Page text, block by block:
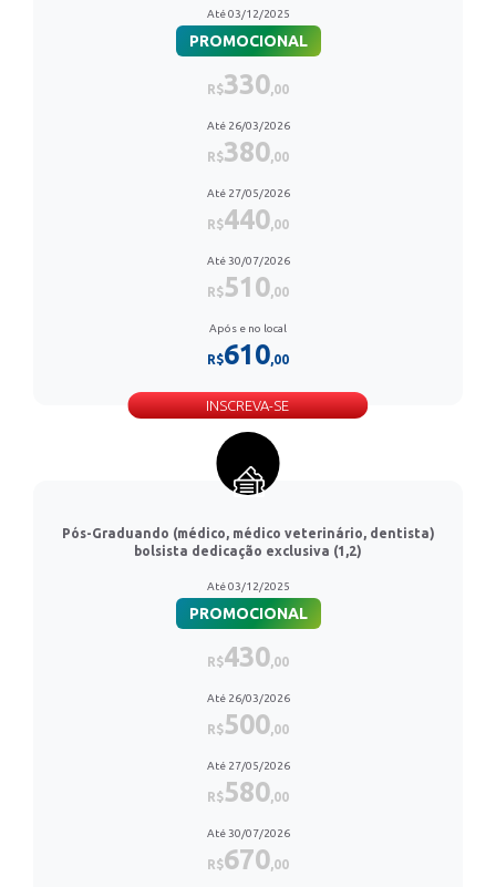
Até 03/12/2025
PROMOCIONAL
R$330,00
Até 26/03/2026
R$380,00
Até 27/05/2026
R$440,00
Até 30/07/2026
R$510,00
Após e no local
R$610,00
INSCREVA-SE
Pós-Graduando (médico, médico veterinário, dentista)
bolsista dedicação exclusiva (1,2)
Até 03/12/2025
PROMOCIONAL
R$430,00
Até 26/03/2026
R$500,00
Até 27/05/2026
R$580,00
Até 30/07/2026
R$670,00